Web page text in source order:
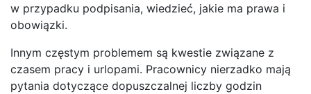
w przypadku podpisania, wiedzieć, jakie ma prawa i
obowiązki.
Innym częstym problemem są kwestie związane z
czasem pracy i urlopami. Pracownicy nierzadko mają
pytania dotyczące dopuszczalnej liczby godzin